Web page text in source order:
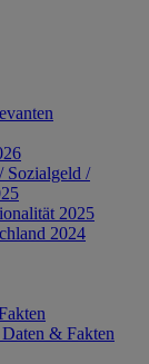
Sozialgeld /
2025
2024
& Fakten